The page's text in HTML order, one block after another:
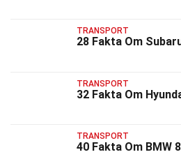
TRANSPORT
28 Fakta Om
TRANSPORT
32 Fakta Om
TRANSPORT
40 Fakta Om BMW